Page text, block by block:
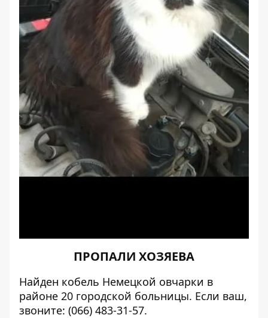
ПРОПАЛИ ХОЗЯЕВА
Найден кобель Немецкой овчарки в
районе 20 городской больницы. Если ваш,
звоните: (066) 483-31-57.